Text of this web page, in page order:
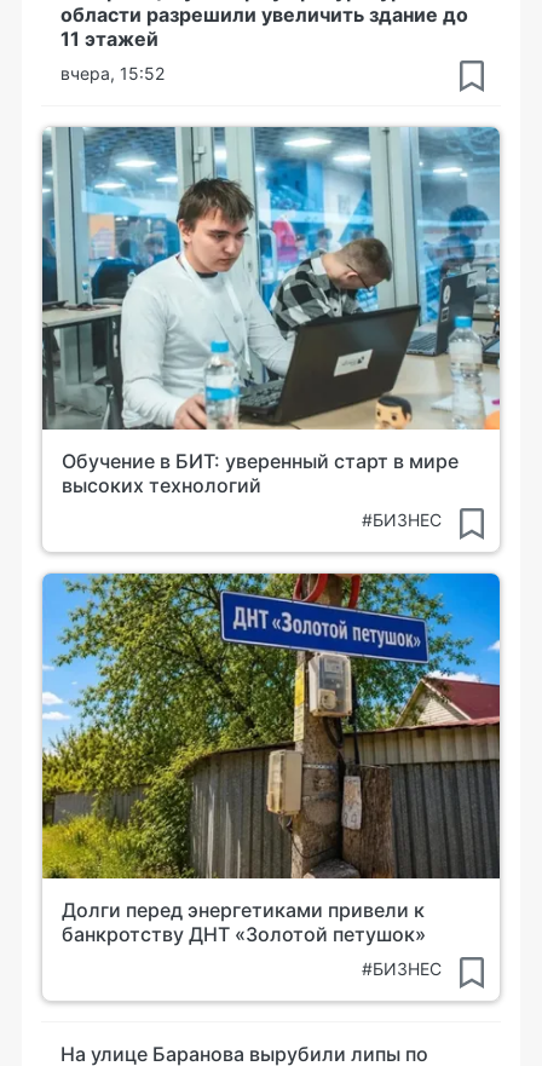
области разрешили увеличить здание до
11 этажей
вчера, 15:52
Обучение в БИТ: уверенный старт в мире
высоких технологий
#БИЗНЕС
Долги перед энергетиками привели к
банкротству ДНТ «Золотой петушок»
#БИЗНЕС
На улице Баранова вырубили липы по